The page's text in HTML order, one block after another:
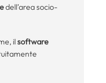
dell’area socio-
ilsoftware